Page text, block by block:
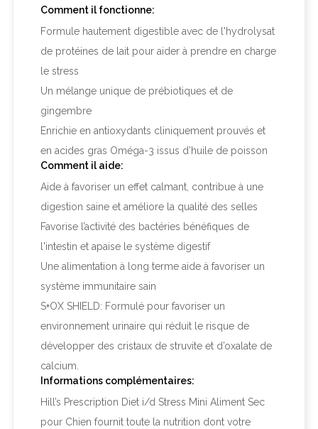
Comment il fonctionne:
Formule hautement digestible avec de l'hydrolysat
de protéines de lait pour aider à prendre en charge
le stress
Un mélange unique de prébiotiques et de
gingembre
Enrichie en antioxydants cliniquement prouvés et
en acides gras Oméga-3 issus d’huile de poisson
Comment il aide:
Aide à favoriser un effet calmant, contribue à une
digestion saine et améliore la qualité des selles
Favorise l’activité des bactéries bénéfiques de
l'intestin et apaise le système digestif
Une alimentation à long terme aide à favoriser un
système immunitaire sain
S+OX SHIELD: Formulé pour favoriser un
environnement urinaire qui réduit le risque de
développer des cristaux de struvite et d’oxalate de
calcium.
Informations complémentaires:
Hill’s Prescription Diet i/d Stress Mini Aliment Sec
pour Chien fournit toute la nutrition dont votre